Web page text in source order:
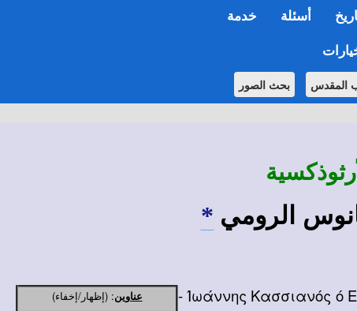
أسئلة خدمة
المقدس بحث الصور
الرومي *
عناوين: (إظهار/إخفاء)